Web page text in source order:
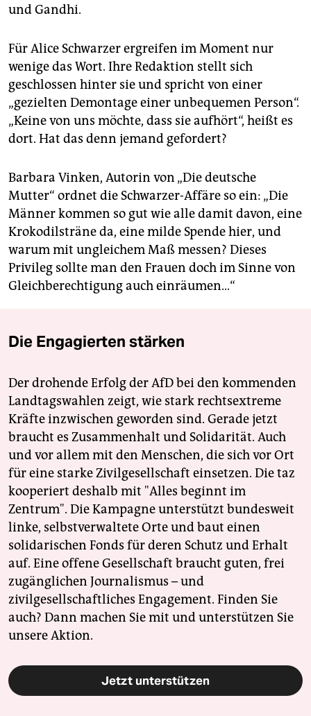
und Gandhi.
Für Alice Schwarzer ergreifen im Moment nur
wenige das Wort. Ihre Redaktion stellt sich
geschlossen hinter sie und spricht von einer
„gezielten Demontage einer unbequemen Person“.
„Keine von uns möchte, dass sie aufhört“, heißt es
dort. Hat das denn jemand gefordert?
Barbara Vinken, Autorin von „Die deutsche
Mutter“ ordnet die Schwarzer-Affäre so ein: „Die
Männer kommen so gut wie alle damit davon, eine
Krokodilsträne da, eine milde Spende hier, und
warum mit ungleichem Maß messen? Dieses
Privileg sollte man den Frauen doch im Sinne von
Gleichberechtigung auch einräumen...“
Die Engagierten stärken
Der drohende Erfolg der AfD bei den kommenden
Landtagswahlen zeigt, wie stark rechtsextreme
Kräfte inzwischen geworden sind. Gerade jetzt
braucht es Zusammenhalt und Solidarität. Auch
und vor allem mit den Menschen, die sich vor Ort
für eine starke Zivilgesellschaft einsetzen. Die taz
kooperiert deshalb mit "Alles beginnt im
Zentrum". Die Kampagne unterstützt bundesweit
linke, selbstverwaltete Orte und baut einen
solidarischen Fonds für deren Schutz und Erhalt
auf. Eine offene Gesellschaft braucht guten, frei
zugänglichen Journalismus – und
zivilgesellschaftliches Engagement. Finden Sie
auch? Dann machen Sie mit und unterstützen Sie
unsere Aktion.
Jetzt unterstützen